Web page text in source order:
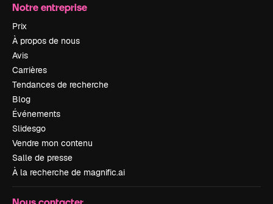
Notre entreprise
Prix
À propos de nous
Avis
Carrières
Tendances de recherche
Blog
Événements
Slidesgo
Vendre mon contenu
Salle de presse
À la recherche de magnific.ai